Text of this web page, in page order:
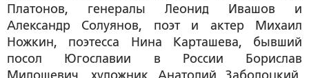
Платонов, генералы Леонид Ивашов и
Александр Солуянов, поэт и актер Михаил
Ножкин, поэтесса Нина Карташева, бывший
посол Югославии в России Борислав
Милошевич, художник Анатолий Заболоцкий,